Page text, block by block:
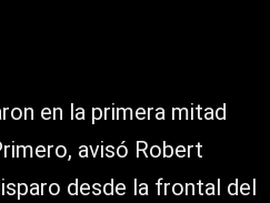
en la primera mitad
avisó Robert
desde la frontal del